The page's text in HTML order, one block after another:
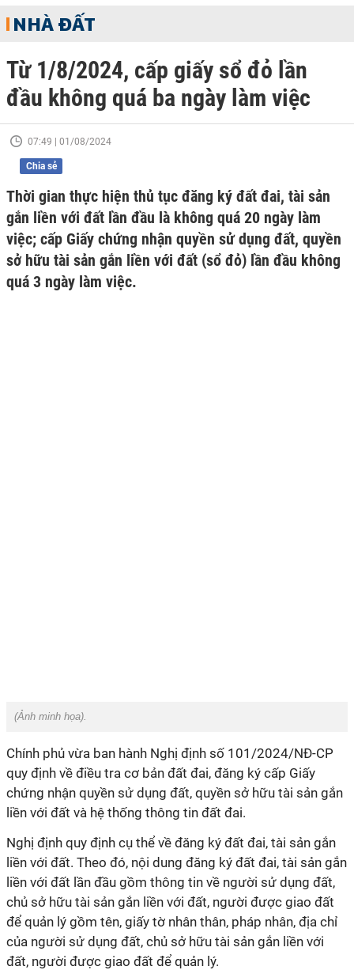
NHÀ ĐẤT
Từ 1/8/2024, cấp giấy sổ đỏ lần
đầu không quá ba ngày làm việc
07:49 | 01/08/2024
Chia sẻ
Thời gian thực hiện thủ tục đăng ký đất đai, tài sản
gắn liền với đất lần đầu là không quá 20 ngày làm
việc; cấp Giấy chứng nhận quyền sử dụng đất, quyền
sở hữu tài sản gắn liền với đất (sổ đỏ) lần đầu không
quá 3 ngày làm việc.
(Ảnh minh họa).
Chính phủ vừa ban hành Nghị định số 101/2024/NĐ-CP
quy định về điều tra cơ bản đất đai, đăng ký cấp Giấy
chứng nhận quyền sử dụng đất, quyền sở hữu tài sản gắn
liền với đất và hệ thống thông tin đất đai.
Nghị định quy định cụ thể về đăng ký đất đai, tài sản gắn
liền với đất. Theo đó, nội dung đăng ký đất đai, tài sản gắn
liền với đất lần đầu gồm thông tin về người sử dụng đất,
chủ sở hữu tài sản gắn liền với đất, người được giao đất
để quản lý gồm tên, giấy tờ nhân thân, pháp nhân, địa chỉ
của người sử dụng đất, chủ sở hữu tài sản gắn liền với
đất, người được giao đất để quản lý.